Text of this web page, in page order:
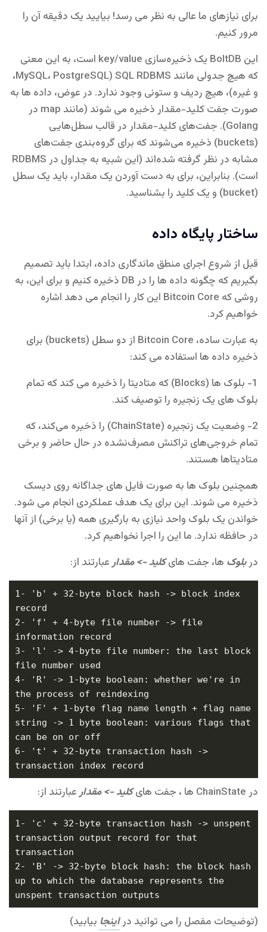
برای نیازهای ما عالی به نظر می رسد! بیایید یک دقیقه آن را
مرور کنیم.
این BoltDB یک ذخیره‌سازی key/value است، به این معنی
که هیچ جدولی مانند SQL RDBMS (MySQL، PostgreSQL،
و غیره)، هیچ ردیف و ستونی وجود ندارد. در عوض، داده ها به
صورت جفت کلید-مقدار ذخیره می شوند (مانند map در
Golang). جفت‌های کلید-مقدار در قالب سطل‌هایی
(buckets) ذخیره می‌شوند که برای گروه‌بندی جفت‌های
مشابه در نظر گرفته شده‌اند (این شبیه به جداول در RDBMS
است). بنابراین، برای به دست آوردن یک مقدار، باید یک سطل
(bucket) و یک کلید را بشناسید.
ساختار پایگاه داده
قبل از شروع اجرای منطق ماندگاری داده، ابتدا باید تصمیم
بگیریم که چگونه داده ها را در DB ذخیره کنیم و برای این، به
روشی که Bitcoin Core این کار را انجام می دهد اشاره
خواهیم کرد.
به عبارت ساده، Bitcoin Core از دو سطل (buckets) برای
ذخیره داده ها استفاده می کند:
1- بلوک ها (Blocks) که متادیتا را ذخیره می کند که تمام
بلوک های یک زنجیره را توصیف کند.
2- وضعیت یک زنجیره (ChainState) را ذخیره می‌کند، که
تمام خروجی‌های تراکنش مصرف‌نشده در حال حاضر و برخی
متادیتاها هستند.
همچنین بلوک ها به صورت فایل های جداگانه روی دیسک
ذخیره می شوند. این برای یک هدف عملکردی انجام می شود.
خواندن یک بلوک واحد نیازی به بارگیری همه (یا برخی) از آنها
در حافظه ندارد. ما این را اجرا نخواهیم کرد.
دربلوک ها، جفت هایکلید -> مقدارعبارتند از:
1- 'b' + 32-byte block hash -> block index
2- 'f' + 4-byte file number -> file
3- 'l' -> 4-byte file number: the last block
4- 'R' -> 1-byte boolean: whether we're in
5- 'F' + 1-byte flag name length + flag name
string -> 1 byte boolean: various flags that
6- 't' + 32-byte transaction hash ->
در ChainState ها ، جفت های کلید -> مقدارعبارتند از:
1- 'c' + 32-byte transaction hash -> unspent
transaction output record for that
2- 'B' -> 32-byte block hash: the block hash
up to which the database represents the
(توضیحات مفصل را می توانید دراینجا بیابید)